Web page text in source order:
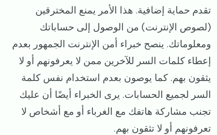
تقدم حماية إضافية. هذا الأمر يمنع المخترقين
(لصوص الإنترنت) من الوصول إلى حساباتك
ومعلوماتك. ينصح خبراء أمن الإنترنت الجمهور بعدم
إعطاء كلمات السر للآخرين ممن لا يعرفونهم أو لا
يثقون بهم. كما يوصون بعدم استخدام نفس كلمة
السر لجميع الحسابات. يرى الخبراء أيضًا أن عليك
تجنب مشاركة هاتفك مع الغرباء أو مع أشخاص لا
تعرفونهم أو لا تثقون بهم.